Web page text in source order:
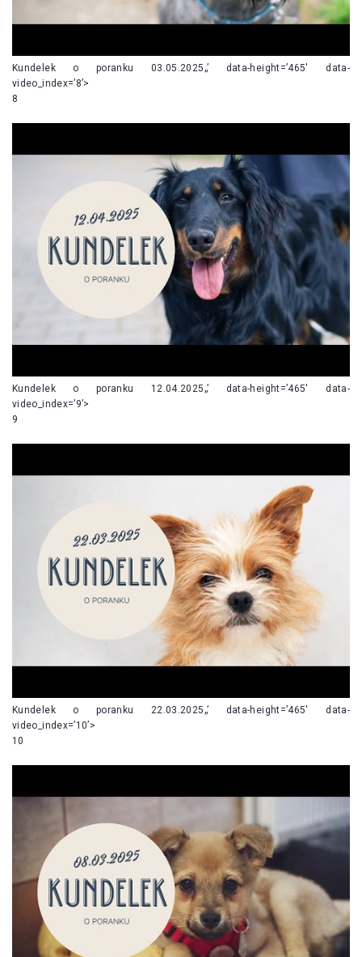
Kundelek o poranku 03.05.2025„’ data-height=’465′ data-
video_index=’8’>
8
Kundelek o poranku 12.04.2025„’ data-height=’465′ data-
video_index=’9’>
9
Kundelek o poranku 22.03.2025„’ data-height=’465′ data-
video_index=’10’>
10